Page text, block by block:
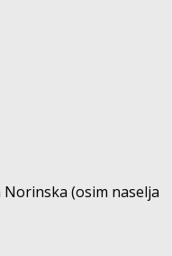
(osim naselja